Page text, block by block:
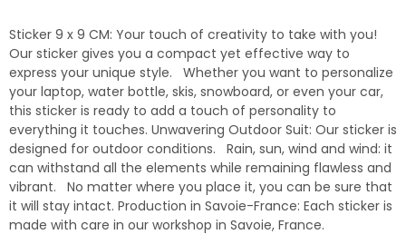
Sticker 9 x 9 CM: Your touch of creativity to take with you!
Our sticker gives you a compact yet effective way to
express your unique style. Whether you want to personalize
your laptop, water bottle, skis, snowboard, or even your car,
this sticker is ready to add a touch of personality to
everything it touches. Unwavering Outdoor Suit: Our sticker is
designed for outdoor conditions. Rain, sun, wind and wind: it
can withstand all the elements while remaining flawless and
vibrant. No matter where you place it, you can be sure that
it will stay intact. Production in Savoie-France: Each sticker is
made with care in our workshop in Savoie, France.